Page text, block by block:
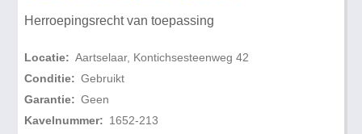
Herroepingsrecht van toepassing
Locatie: Aartselaar, Kontichsesteenweg 42
Conditie: Gebruikt
Garantie: Geen
Kavelnummer: 1652-213